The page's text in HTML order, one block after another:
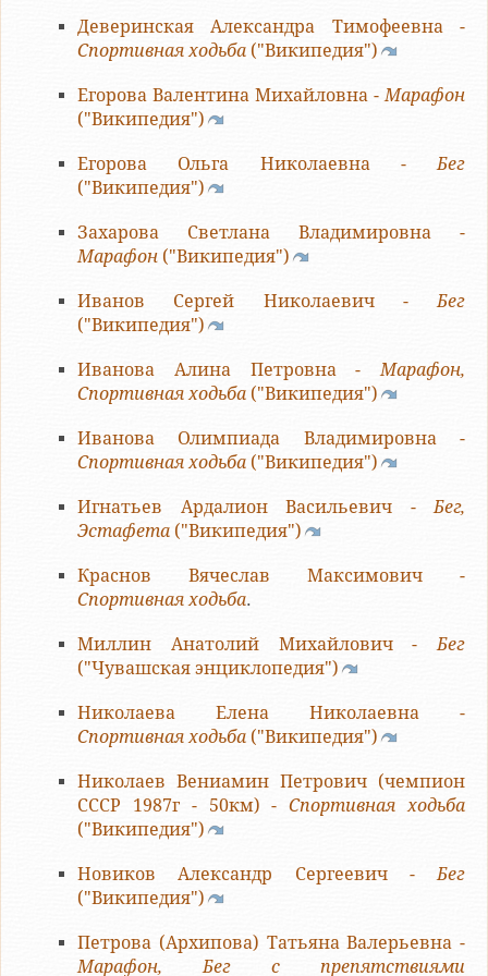
Деверинская Александра Тимофеевна -
Спортивная ходьба ("Википедия")
Егорова Валентина Михайловна -Марафон
("Википедия")
Егорова Ольга Николаевна -Бег
("Википедия")
Захарова Светлана Владимировна -
Марафон ("Википедия")
Иванов Сергей Николаевич -Бег
("Википедия")
Иванова Алина Петровна -Марафон,
Спортивная ходьба ("Википедия")
Иванова Олимпиада Владимировна -
Спортивная ходьба ("Википедия")
Игнатьев Ардалион Васильевич -Бег,
Эстафета ("Википедия")
Краснов Вячеслав Максимович -
Спортивная ходьба.
Миллин Анатолий Михайлович -Бег
("Чувашская энциклопедия")
Николаева Елена Николаевна -
Спортивная ходьба ("Википедия")
Николаев Вениамин Петрович (чемпион
СССР 1987г - 50км) -Спортивная ходьба
("Википедия")
Новиков Александр Сергеевич -Бег
("Википедия")
Петрова (Архипова) Татьяна Валерьевна -
Марафон, Бег с препятствиями